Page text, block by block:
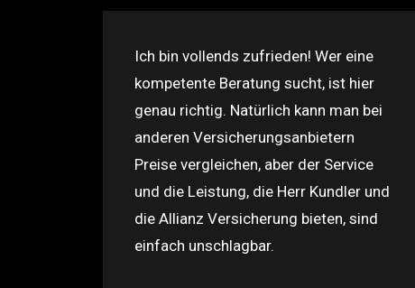
Ich bin vollends zufrieden! Wer eine
kompetente Beratung sucht, ist hier
genau richtig. Natürlich kann man bei
anderen Versicherungsanbietern
Preise vergleichen, aber der Service
und die Leistung, die Herr Kundler und
die Allianz Versicherung bieten, sind
einfach unschlagbar.